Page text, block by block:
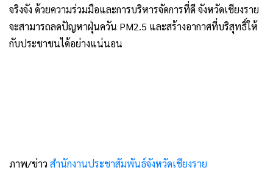
จริงจัง ด้วยความร่วมมือและการบริหารจัดการที่ดี จังหวัดเชียงราย
จะสามารถลดปัญหาฝุ่นควัน PM2.5 และสร้างอากาศที่บริสุทธิ์ให้
กับประชาชนได้อย่างแน่นอน
ภาพ/ข่าว สำนักงานประชาสัมพันธ์จังหวัดเชียงราย